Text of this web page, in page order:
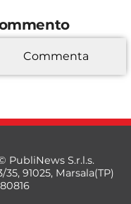
*
Commenta
PubliNews S.r.l.s.
91025, Marsala(TP)